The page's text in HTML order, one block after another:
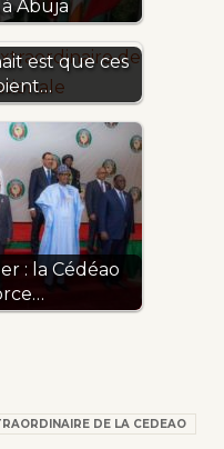
Abuja
est que ces
: la Cédéao
DE LA CEDEAO